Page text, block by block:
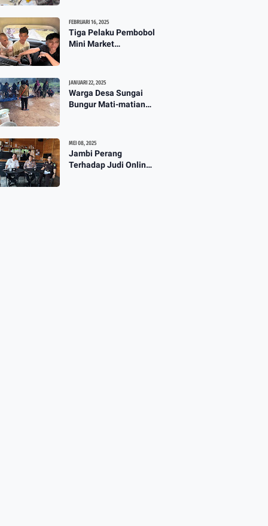
3:57
FEBRUARI 16, 2025
Tiga Pelaku Pembobol
Mini Market
JANUARI 22, 2025
Warga Desa Sungai
Bungur Mati-matian
MEI 08, 2025
Jambi Perang
Terhadap Judi Online :